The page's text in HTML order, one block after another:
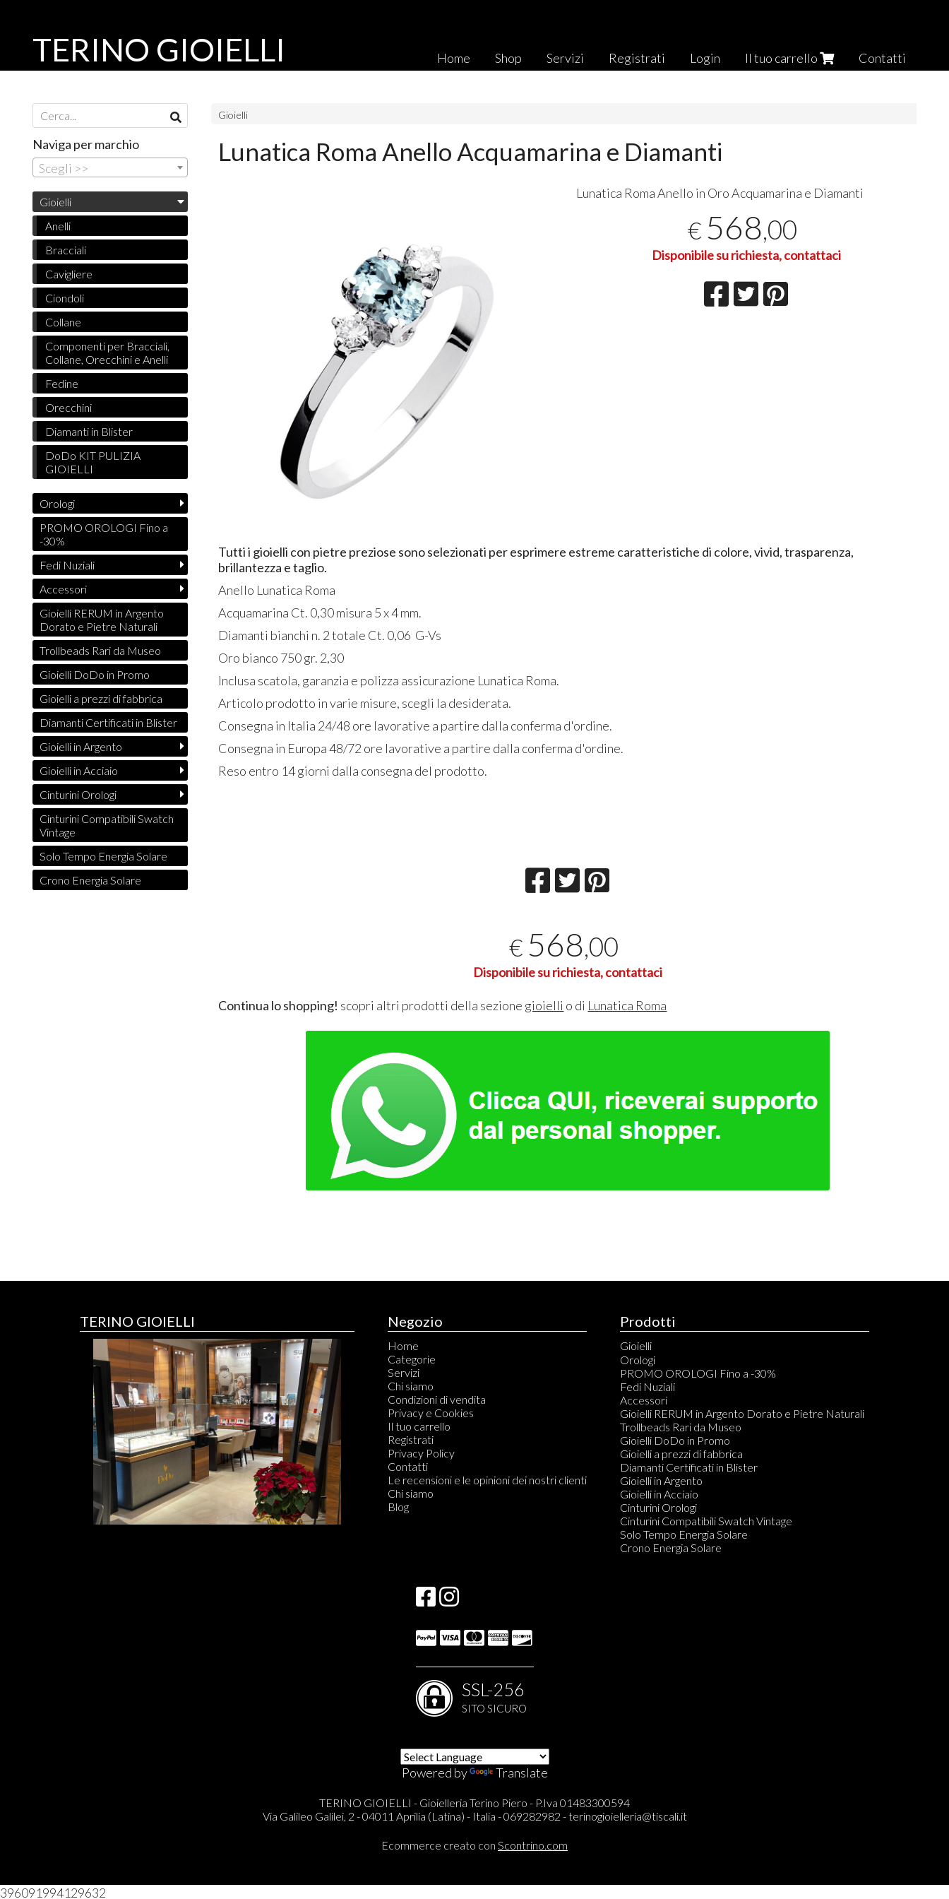
Home Shop Servizi Registrati Login Il tuo carrello Contatti
TERINO GIOIELLI
Gioielli
Lunatica Roma Anello Acquamarina e Diamanti
Lunatica Roma Anello in Oro Acquamarina e Diamanti
€ 568,00
Disponibile su richiesta, contattaci
Tutti i gioielli con pietre preziose sono selezionati per esprimere estreme caratteristiche di colore, vivid, trasparenza,
brillantezza e taglio.
Anello Lunatica Roma
Acquamarina Ct. 0,30 misura 5 x 4 mm.
Diamanti bianchi n. 2 totale Ct. 0,06 G-Vs
Oro bianco 750 gr. 2,30
Inclusa scatola, garanzia e polizza assicurazione Lunatica Roma.
Articolo prodotto in varie misure, scegli la desiderata.
Consegna in Italia 24/48 ore lavorative a partire dalla conferma d'ordine.
Consegna in Europa 48/72 ore lavorative a partire dalla conferma d'ordine.
Reso entro 14 giorni dalla consegna del prodotto.
€ 568,00
Disponibile su richiesta, contattaci
Continua lo shopping! scopri altri prodotti della sezione gioielli o di Lunatica Roma
Naviga per marchio
Scegli >>
Gioielli
Anelli
Bracciali
Cavigliere
Ciondoli
Collane
Componenti per Bracciali,
Collane, Orecchini e Anelli
Fedine
Orecchini
Diamanti in Blister
DoDo KIT PULIZIA
GIOIELLI
Orologi
PROMO OROLOGI Fino a
-30%
Fedi Nuziali
Accessori
Gioielli RERUM in Argento
Dorato e Pietre Naturali
Trollbeads Rari da Museo
Gioielli DoDo in Promo
Gioielli a prezzi di fabbrica
Diamanti Certificati in Blister
Gioielli in Argento
Gioielli in Acciaio
Cinturini Orologi
Cinturini Compatibili Swatch
Vintage
Solo Tempo Energia Solare
Crono Energia Solare
TERINO GIOIELLI Negozio
Home
Categorie
Servizi
Chi siamo
Condizioni di vendita
Privacy e Cookies
Il tuo carrello
Registrati
Privacy Policy
Contatti
Le recensioni e le opinioni dei nostri clienti
Chi siamo
Blog
Prodotti
Gioielli
Anelli
Bracciali
Cavigliere
Ciondoli
Collane
Componenti per Bracciali, Collane, Orecchini e Anelli
Fedine
Orecchini
Diamanti in Blister
DoDo KIT PULIZIA GIOIELLI
Orologi
PROMO OROLOGI Fino a -30%
Fedi Nuziali
Accessori
Gioielli RERUM in Argento Dorato e Pietre Naturali
Trollbeads Rari da Museo
Gioielli DoDo in Promo
Gioielli a prezzi di fabbrica
Diamanti Certificati in Blister
Gioielli in Argento
Gioielli in Acciaio
Cinturini Orologi
Cinturini Compatibili Swatch Vintage
Solo Tempo Energia Solare
Crono Energia Solare
SSL-256
SITO SICURO
Powered by Translate
TERINO GIOIELLI - Gioielleria Terino Piero - P.Iva 01483300594
Via Galileo Galilei, 2 - 04011 Aprilia (Latina) - Italia - 069282982 -terinogioielleria@tiscali.it
Ecommerce creato con Scontrino.com
396091994129632